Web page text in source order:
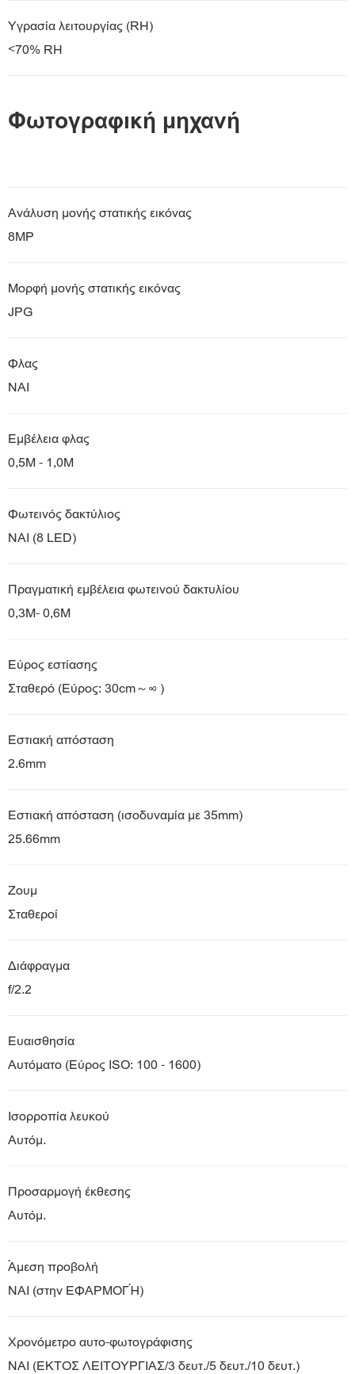
Υγρασία λειτουργίας (RH)
<70% RH
Φωτογραφική μηχανή
Ανάλυση μονής στατικής εικόνας
8MP
Μορφή μονής στατικής εικόνας
JPG
Φλας
ΝΑΙ
Εμβέλεια φλας
0,5M - 1,0M
Φωτεινός δακτύλιος
ΝΑΙ (8 LED)
Πραγματική εμβέλεια φωτεινού δακτυλίου
0,3M- 0,6M
Εύρος εστίασης
Σταθερό (Εύρος: 30cm～∞ )
Εστιακή απόσταση
2.6mm
Εστιακή απόσταση (ισοδυναμία με 35mm)
25.66mm
Ζουμ
Σταθεροί
Διάφραγμα
f/2.2
Ευαισθησία
Αυτόματο (Εύρος ISO: 100 - 1600)
Ισορροπία λευκού
Αυτόμ.
Προσαρμογή έκθεσης
Αυτόμ.
Άμεση προβολή
ΝΑΙ (στην ΕΦΑΡΜΟΓΉ)
Χρονόμετρο αυτο-φωτογράφισης
ΝΑΙ (ΕΚΤΟΣ ΛΕΙΤΟΥΡΓΙΑΣ/3 δευτ./5 δευτ./10 δευτ.)